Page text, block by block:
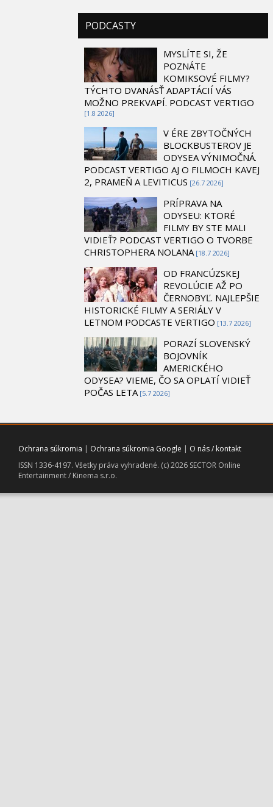
PODCASTY
MYSLÍTE SI, ŽE
POZNÁTE
KOMIKSOVÉ FILMY?
TÝCHTO DVANÁSŤ ADAPTÁCIÍ VÁS
MOŽNO PREKVAPÍ. PODCAST VERTIGO
[1.8 2026]
V ÉRE ZBYTOČNÝCH
BLOCKBUSTEROV JE
ODYSEA VÝNIMOČNÁ.
PODCAST VERTIGO AJ O FILMOCH KAVEJ
2, PRAMEŇ A LEVITICUS [26.7 2026]
PRÍPRAVA NA
ODYSEU: KTORÉ
FILMY BY STE MALI
VIDIEŤ? PODCAST VERTIGO O TVORBE
CHRISTOPHERA NOLANA [18.7 2026]
OD FRANCÚZSKEJ
REVOLÚCIE AŽ PO
ČERNOBYĽ. NAJLEPŠIE
HISTORICKÉ FILMY A SERIÁLY V
LETNOM PODCASTE VERTIGO [13.7 2026]
PORAZÍ SLOVENSKÝ
BOJOVNÍK
AMERICKÉHO
ODYSEA? VIEME, ČO SA OPLATÍ VIDIEŤ
POČAS LETA [5.7 2026]
Ochrana súkromia | Ochrana súkromia Google | O nás / kontakt
ISSN 1336-4197. Všetky práva vyhradené. (c) 2026 SECTOR Online
Entertainment / Kinema s.r.o.